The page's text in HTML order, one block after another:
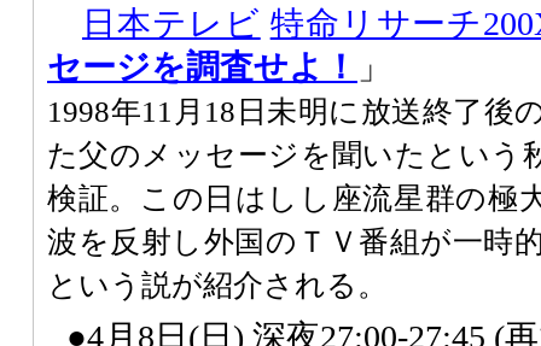
日本テレビ 特命リサーチ
セージを調査せよ！
」
1998年11月18日未明に放送終了後
た父のメッセージを聞いたという
検証。この日はしし座流星群の極
波を反射し外国のＴＶ番組が一時
という説が紹介される。
●4月8日(日) 深夜27:00-27:45 (